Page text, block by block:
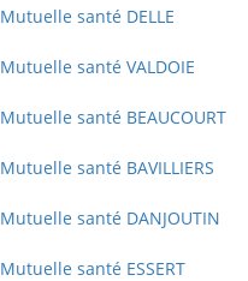
Mutuelle santé DELLE
Mutuelle santé VALDOIE
Mutuelle santé BEAUCOURT
Mutuelle santé BAVILLIERS
Mutuelle santé DANJOUTIN
Mutuelle santé ESSERT